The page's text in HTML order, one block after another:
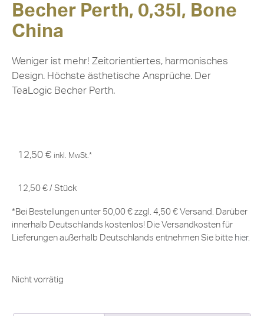
Becher Perth, 0,35l, Bone
China
Weniger ist mehr! Zeitorientiertes, harmonisches
Design. Höchste ästhetische Ansprüche. Der
TeaLogic Becher Perth.
12,50 € inkl. MwSt.*
12,50 € / Stück
*Bei Bestellungen unter 50,00 € zzgl. 4,50 € Versand. Darüber
innerhalb Deutschlands kostenlos! Die Versandkosten für
Lieferungen außerhalb Deutschlands entnehmen Sie bitte hier.
Nicht vorrätig